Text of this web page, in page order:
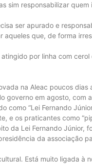
sim responsabilizar quem
ser apurado e
que, de forma
por linha com
na Aleac poucos dias
governo em agosto, com
como “Lei Fernando
e os praticantes como
da Lei Fernando Júnior,
da associação
Está muito ligada à